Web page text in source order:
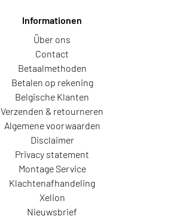
Informationen
Über ons
Contact
Betaalmethoden
Betalen op rekening
Belgische Klanten
Verzenden & retourneren
Algemene voorwaarden
Disclaimer
Privacy statement
Montage Service
Klachtenafhandeling
Xelion
Nieuwsbrief